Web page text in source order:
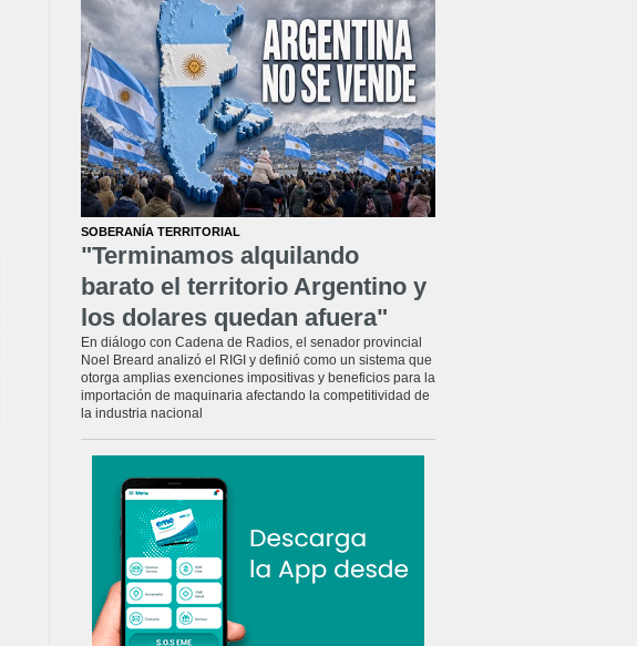
SOBERANÍA TERRITORIAL
"Terminamos alquilando
barato el territorio Argentino y
los dolares quedan afuera"
En diálogo con Cadena de Radios, el senador provincial
Noel Breard analizó el RIGI y definió como un sistema que
otorga amplias exenciones impositivas y beneficios para la
importación de maquinaria afectando la competitividad de
la industria nacional